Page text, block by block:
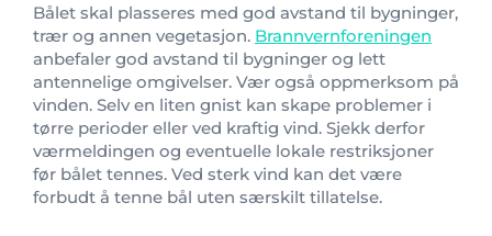
Bålet skal plasseres med god avstand til bygninger,
trær og annen vegetasjon. Brannvernforeningen
anbefaler god avstand til bygninger og lett
antennelige omgivelser. Vær også oppmerksom på
vinden. Selv en liten gnist kan skape problemer i
tørre perioder eller ved kraftig vind. Sjekk derfor
værmeldingen og eventuelle lokale restriksjoner
før bålet tennes. Ved sterk vind kan det være
forbudt å tenne bål uten særskilt tillatelse.